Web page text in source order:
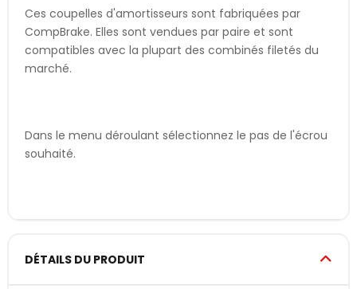
Ces coupelles d'amortisseurs sont fabriquées par
CompBrake. Elles sont vendues par paire et sont
compatibles avec la plupart des combinés filetés du
marché.
Dans le menu déroulant sélectionnez le pas de l'écrou
souhaité.
DÉTAILS DU PRODUIT